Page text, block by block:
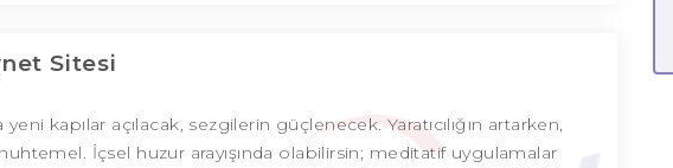
Sitesi
kapılar açılacak, sezgilerin güçlenecek. Yaratıcılığın artarken,
İçsel huzur arayışında olabilirsin; meditatif uygulamalar